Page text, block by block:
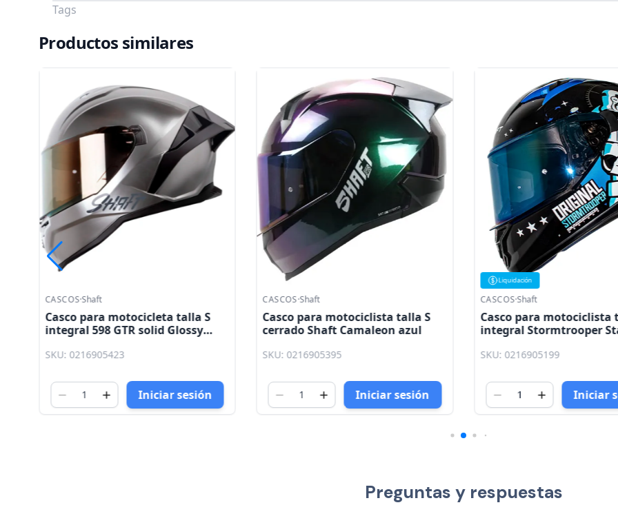
Tags
Productos similares
CASCOS·Shaft
Casco para motocicleta talla S
integral 598 GTR solid Glossy
SKU: 0216905423
Iniciar sesión
CASCOS·Shaft
Casco para motociclista talla S
cerrado Shaft Camaleon azul
SKU: 0216905395
Iniciar sesión
Liquidación
CASCOS·Shaft
Casco para motociclista
integral Stormtrooper
SKU: 0216905199
Iniciar
Preguntas y respuestas